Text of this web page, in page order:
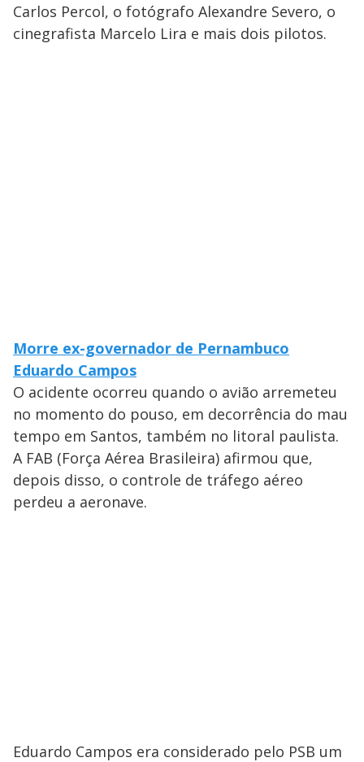
Carlos Percol, o fotógrafo Alexandre Severo, o
cinegrafista Marcelo Lira e mais dois pilotos.
Morre ex-governador de Pernambuco
Eduardo Campos
O acidente ocorreu quando o avião arremeteu
no momento do pouso, em decorrência do mau
tempo em Santos, também no litoral paulista.
A FAB (Força Aérea Brasileira) afirmou que,
depois disso, o controle de tráfego aéreo
perdeu a aeronave.
Eduardo Campos era considerado pelo PSB um